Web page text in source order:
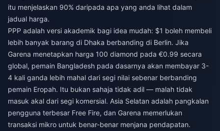
itu menjelaskan 90% daripada apa yang anda lihat dalam
jadual harga.
PPP adalah versi akademik bagi idea mudah: $1 boleh membeli
lebih banyak barang di Dhaka berbanding di Berlin. Jika
Garena menetapkan harga 100 diamond pada €0.99 secara
global, pemain Bangladesh pada dasarnya akan membayar 3-
4 kali ganda lebih mahal dari segi nilai sebenar berbanding
pemain Eropah. Itu bukan sahaja tidak adil — malah tidak
masuk akal dari segi komersial. Asia Selatan adalah pangkalan
pengguna terbesar Free Fire, dan Garena memerlukan
transaksi mikro untuk benar-benar menjana pendapatan.